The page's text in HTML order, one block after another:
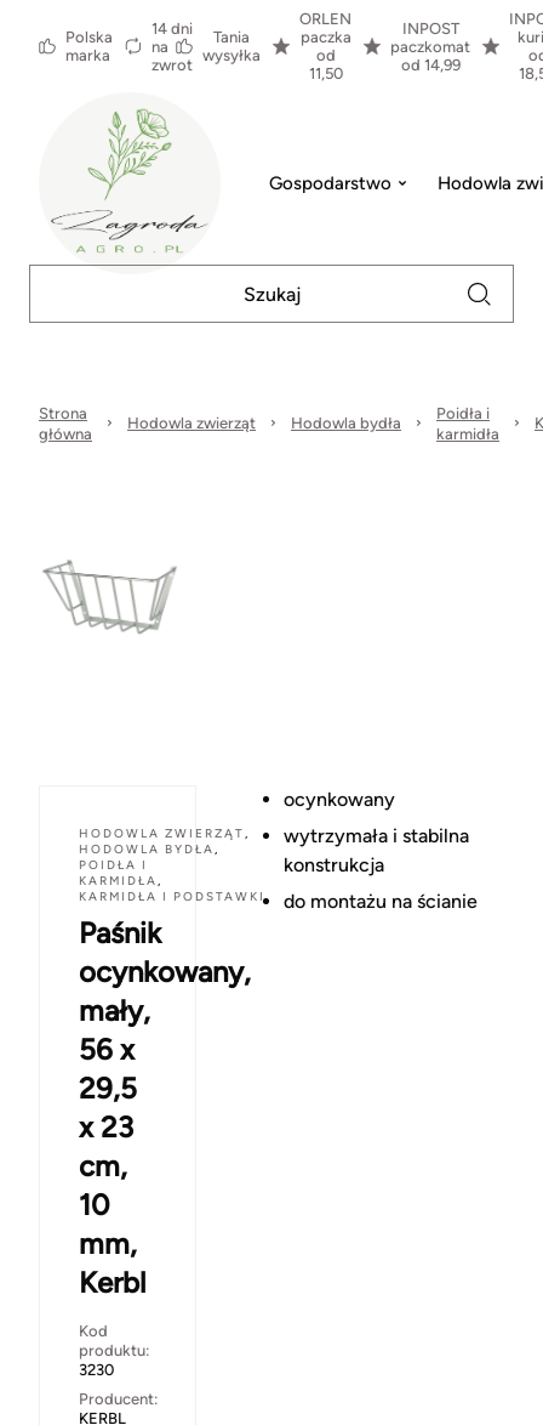
Polska
marka
14 dni
na
zwrot
Tania
wysyłka
ORLEN
paczka
od
11,50
INPOST
paczkomat
od 14,99
Gospodarstwo Hodowla
Strona
główna
Hodowla zwierząt Hodowla bydła
Poidła i
karmidła
HODOWLA ZWIERZĄT,
HODOWLA BYDŁA,
POIDŁA I
KARMIDŁA,
KARMIDŁA I PODSTAWKI
Paśnik
ocynkowany,
mały,
56 x
29,5
x 23
cm,
10
mm,
Kerbl
Kod
produktu:
3230
Producent:
KERBL
ocynkowany
wytrzymała i stabilna
konstrukcja
do montażu na ścianie